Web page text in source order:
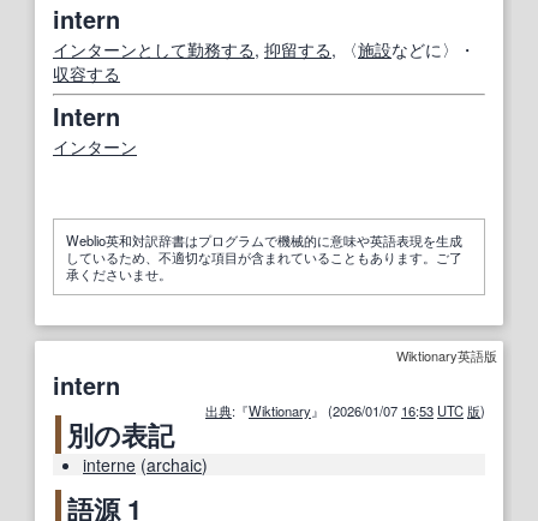
intern
インターンとして勤務する, 抑留する, 〈施設などに〉・
収容する
Intern
インターン
Weblio英和対訳辞書はプログラムで機械的に意味や英語表現を生成
しているため、不適切な項目が含まれていることもあります。ご了
承くださいませ。
Wiktionary英語版
intern
出典:『Wiktionary』 (2026/01/07 16:53 UTC版)
別の表記
interne (archaic)
語源 1